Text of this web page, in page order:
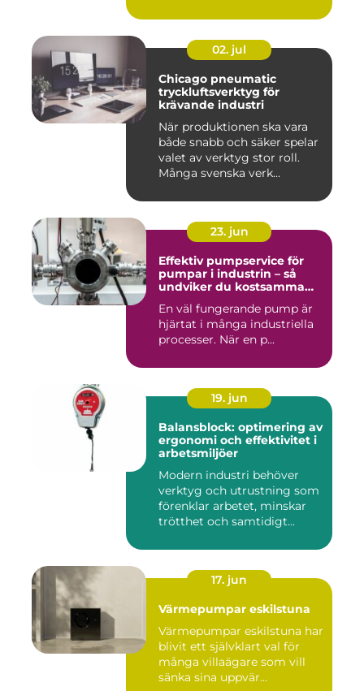
02. jul
Chicago pneumatic
tryckluftsverktyg för
krävande industri
När produktionen ska vara
både snabb och säker spelar
valet av verktyg stor roll.
Många svenska verk...
23. jun
Effektiv pumpservice för
pumpar i industrin – så
undviker du kostsamma
En väl fungerande pump är
hjärtat i många industriella
processer. När en p...
19. jun
Balansblock: optimering av
ergonomi och effektivitet i
arbetsmiljöer
Modern industri behöver
verktyg och utrustning som
förenklar arbetet, minskar
trötthet och samtidigt...
17. jun
Värmepumpar eskilstuna
Värmepumpar eskilstuna har
blivit ett självklart val för
många villaägare som vill
sänka sina uppvär...